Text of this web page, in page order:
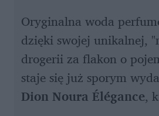
Oryginalna woda
dzięki swojej unikalnej,
drogerii za flakon o
staje się już sporym
Dion Noura Élégance,